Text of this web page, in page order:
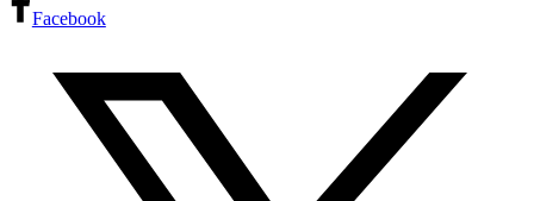
Facebook